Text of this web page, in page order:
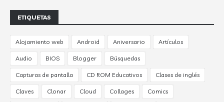
ETIQUETAS
Alojamiento web Android Aniversario Artículos
Audio BIOS Blogger Búsquedas
Capturas de pantalla CD ROM Educativos Clases de inglés
Claves Clonar Cloud Collages Comics